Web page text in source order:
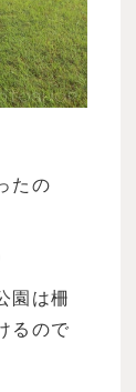
たの
園は柵
るので